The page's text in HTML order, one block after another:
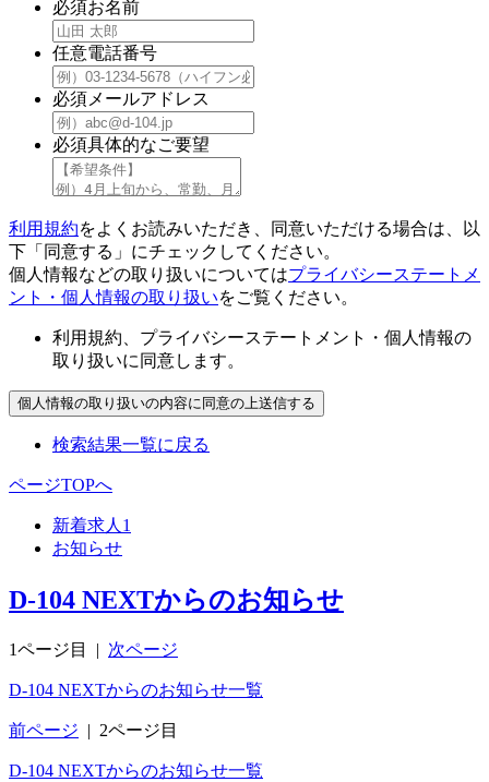
必須お名前
任意電話番号
必須 メールアドレス
必須具体的なご要望
利用規約をよくお読みいただき、同意いただける場合は、以
下「同意する」にチェックしてください。
個人情報などの取り扱いについてはプライバシーステートメ
ント・個人情報の取り扱いをご覧ください。
利用規約、プライバシーステートメント・個人情報の
取り扱いに同意します。
検索結果一覧に戻る
ページTOPへ
新着求人 1
お知らせ
D-104 NEXTからのお知らせ
1ページ目 | 次ページ
D-104 NEXTからのお知らせ一覧
前ページ | 2ページ目
D-104 NEXTからのお知らせ一覧